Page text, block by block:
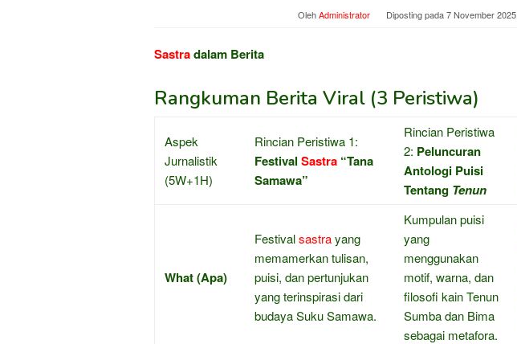
OlehAdministrator Diposting pada7 November 2025
Sastradalam Berita
Rangkuman Berita Viral (3 Peristiwa)
Aspek
Jurnalistik
(5W+1H)
Rincian Peristiwa 1:
Festival Sastra “Tana
Samawa”
Rincian Peristiwa
2: Peluncuran
Antologi Puisi
Tentang Tenun
What (Apa)
Festivalsastrayang
memamerkan tulisan,
puisi, dan pertunjukan
yang terinspirasi dari
budaya Suku Samawa.
Kumpulan puisi
yang
menggunakan
motif, warna, dan
filosofi kain Tenun
Sumba dan Bima
sebagai metafora.